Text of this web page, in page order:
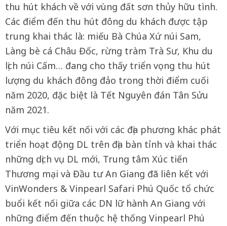
thu hút khách về với vùng đất sơn thủy hữu tình.
Các điểm đến thu hút đông du khách được tập
trung khai thác là: miếu Bà Chúa Xứ núi Sam,
Làng bè cá Châu Đốc, rừng tràm Trà Sư, Khu du
lịch núi Cấm… đang cho thấy triển vọng thu hút
lượng du khách đông đảo trong thời điểm cuối
năm 2020, đặc biệt là Tết Nguyên đán Tân Sửu
năm 2021.
Với mục tiêu kết nối với các địa phương khác phát
triển hoạt động DL trên địa bàn tỉnh và khai thác
những dịch vụ DL mới, Trung tâm Xúc tiến
Thương mại và Đầu tư An Giang đã liên kết với
VinWonders & Vinpearl Safari Phú Quốc tổ chức
buổi kết nối giữa các DN lữ hành An Giang với
những điểm đến thuộc hệ thống Vinpearl Phú